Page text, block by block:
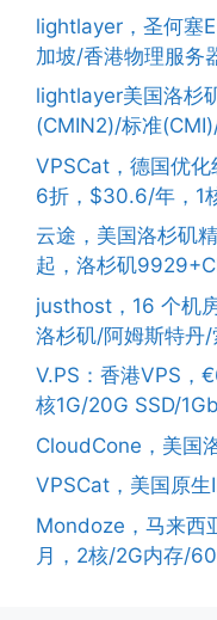
lightlayer，圣何塞
加坡/香港物理服务
lightlayer美国洛杉
(CMIN2)/标准
VPSCat，德国优
6折，$30.6/年，1
云途，美国洛杉矶
起，洛杉矶
justhost，16 个机
洛杉矶/阿姆斯特丹
V.PS：香港VPS，
核1G/20G SSD/
CloudCone，美国
VPSCat，美国原
Mondoze，马来西
月，2核/2G内存/